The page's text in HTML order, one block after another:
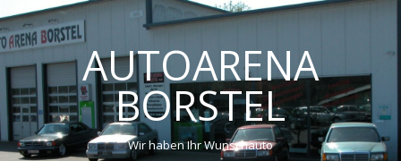
AUTOARENA
BORSTEL
Wir haben Ihr Wunschauto